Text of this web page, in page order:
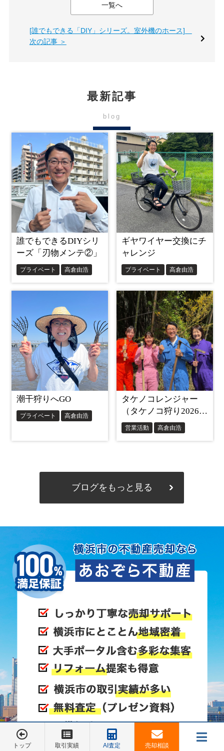
一覧へ
[誰でもできる「DIY」シリーズ。室外機のホース]
次の記事 ＞
最新記事
blog
ブログをもっと見る
トップ 取引実績 AI査定 売却相談